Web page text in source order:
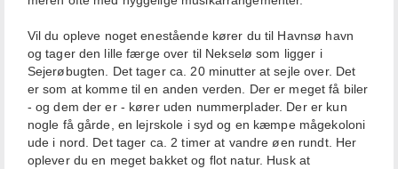
Vil du opleve noget enestående kører du til Havnsø havn
og tager den lille færge over til Nekselø som ligger i
Sejerøbugten. Det tager ca. 20 minutter at sejle over. Det
er som at komme til en anden verden. Der er meget få biler
- og dem der er - kører uden nummerplader. Der er kun
nogle få gårde, en lejrskole i syd og en kæmpe mågekoloni
ude i nord. Det tager ca. 2 timer at vandre øen rundt. Her
oplever du en meget bakket og flot natur. Husk at